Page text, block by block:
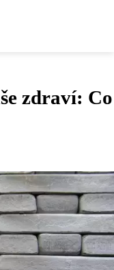
zdraví: Co